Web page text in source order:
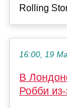
Rolling
16:00, 19
В
Робби